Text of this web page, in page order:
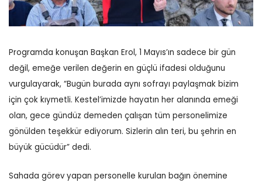
Programda konuşan Başkan Erol, 1 Mayıs’ın sadece bir gün
değil, emeğe verilen değerin en güçlü ifadesi olduğunu
vurgulayarak, “Bugün burada aynı sofrayı paylaşmak bizim
için çok kıymetli. Kestel’imizde hayatın her alanında emeği
olan, gece gündüz demeden çalışan tüm personelimize
gönülden teşekkür ediyorum. Sizlerin alın teri, bu şehrin en
büyük gücüdür” dedi.
Sahada görev yapan personelle kurulan bağın önemine